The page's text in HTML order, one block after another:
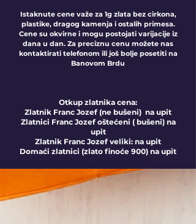
Istaknute cene važe za 1g zlata bez cirkona,
plastike, dragog kamenja i ostalih primesa.
Cene su okvirne i mogu postojati varijacije iz
dana u dan. Za preciznu cenu možete nas
kontaktirati telefonom ili još bolje posetiti na
Banovom Brdu
Otkup zlatnika cena:
Zlatnik Franc Jozef (ne bušeni) na upit
Zlatnici Franc Jozef oštećeni ( bušeni) na
upit
Zlatnik Franc Jozef veliki: na upit
Domaći zlatnici (zlato finoće 900) na upit